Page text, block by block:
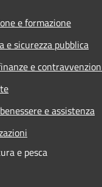
e formazione
e sicurezza pubblica
e
e assistenza
e pesca